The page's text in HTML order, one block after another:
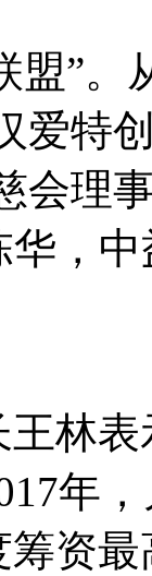
盟”。
爱特
会理
，
林
年
资